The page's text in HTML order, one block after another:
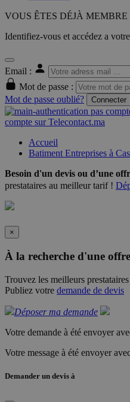
VOUS ÊTES DÉJÀ MEMBRE
Identifiez-vous et accédez a
Email :
Mot de passe :
Mot de passe oublié?
Connecter
compte sur Telecontact.ma
Accueil
Batiment Entreprises à
Besoin d'un devis ou d’une
prestataires au meilleur tarif !
×
À la recherche d'une
Trouvez les meilleurs
Publiez votre demande de devis
Déposer ma demande
Votre demande à été envoyer
Votre message à été envoyer
Demander un devis à